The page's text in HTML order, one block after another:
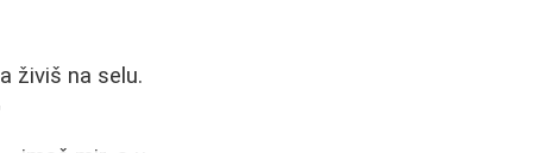
živiš na selu.